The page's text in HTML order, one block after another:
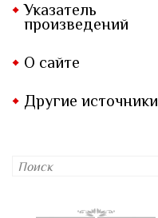
Указатель
произведений
О сайте
Другие источники